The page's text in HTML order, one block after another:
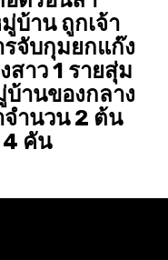
บ้าน ถูกเจ้า
จับกุมยกแก๊ง
าว 1 รายสุ่ม
านของกลาง
ำนวน 2 ต้น
4 คัน